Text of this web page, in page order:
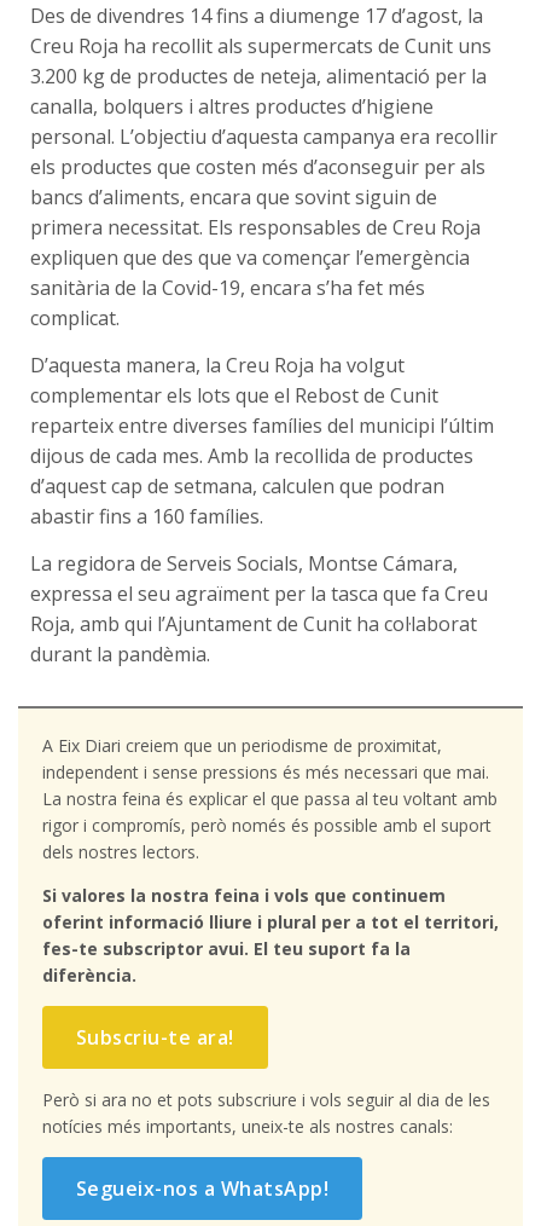
Des de divendres 14 fins a diumenge 17 d’agost, la
Creu Roja ha recollit als supermercats de Cunit uns
3.200 kg de productes de neteja, alimentació per la
canalla, bolquers i altres productes d’higiene
personal. L’objectiu d’aquesta campanya era recollir
els productes que costen més d’aconseguir per als
bancs d’aliments, encara que sovint siguin de
primera necessitat. Els responsables de Creu Roja
expliquen que des que va començar l’emergència
sanitària de la Covid-19, encara s’ha fet més
complicat.
D’aquesta manera, la Creu Roja ha volgut
complementar els lots que el Rebost de Cunit
reparteix entre diverses famílies del municipi l’últim
dijous de cada mes. Amb la recollida de productes
d’aquest cap de setmana, calculen que podran
abastir fins a 160 famílies.
La regidora de Serveis Socials, Montse Cámara,
expressa el seu agraïment per la tasca que fa Creu
Roja, amb qui l’Ajuntament de Cunit ha col·laborat
durant la pandèmia.
A Eix Diari creiem que un periodisme de proximitat,
independent i sense pressions és més necessari que mai.
La nostra feina és explicar el que passa al teu voltant amb
rigor i compromís, però només és possible amb el suport
dels nostres lectors.
Si valores la nostra feina i vols que continuem
oferint informació lliure i plural per a tot el territori,
fes-te subscriptor avui. El teu suport fa la
diferència.
Subscriu-te ara!
Però si ara no et pots subscriure i vols seguir al dia de les
notícies més importants, uneix-te als nostres canals:
Segueix-nos a WhatsApp!